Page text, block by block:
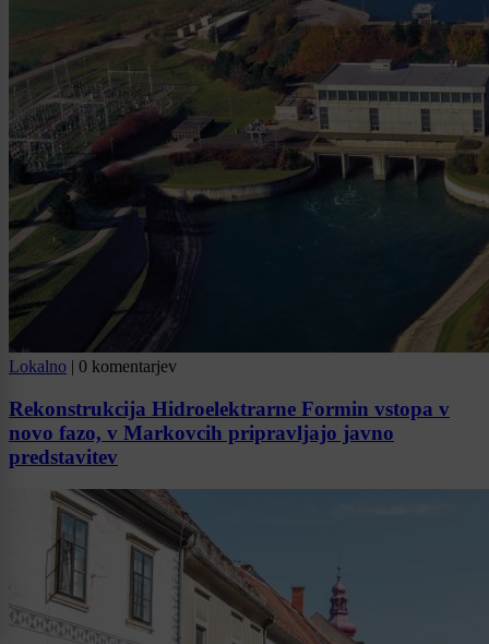
Lokalno | 0 komentarjev
Rekonstrukcija Hidroelektrarne Formin vstopa v
novo fazo, v Markovcih pripravljajo javno
predstavitev